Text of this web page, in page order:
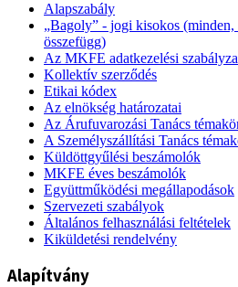
Alapszabály
„Bagoly” - jogi kisokos (minden,
összefügg)
Az MKFE adatkezelési
Kollektív szerződés
Etikai kódex
Az elnökség határozatai
Az Árufuvarozási Tanács
A Személyszállítási Tanács
Küldöttgyűlési beszámolók
MKFE éves beszámolók
Együttműködési megállapodások
Szervezeti szabályok
Általános felhasználási feltételek
Kiküldetési rendelvény
Alapítvány